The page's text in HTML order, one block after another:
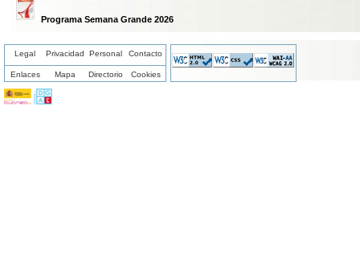
Programa Semana Grande 2026
Legal Privacidad Personal Contacto
Enlaces Mapa Directorio Cookies